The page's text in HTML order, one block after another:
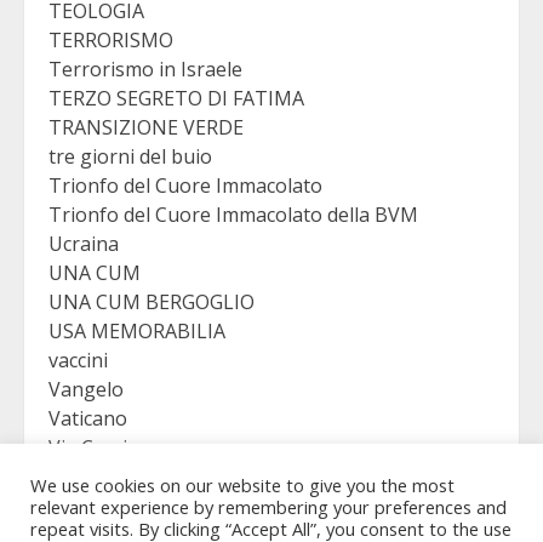
TEOLOGIA
TERRORISMO
Terrorismo in Israele
TERZO SEGRETO DI FATIMA
TRANSIZIONE VERDE
tre giorni del buio
Trionfo del Cuore Immacolato
Trionfo del Cuore Immacolato della BVM
Ucraina
UNA CUM
UNA CUM BERGOGLIO
USA MEMORABILIA
vaccini
Vangelo
Vaticano
Via Crucis
VICTORY
Viganò
We use cookies on our website to give you the most
relevant experience by remembering your preferences and
repeat visits. By clicking “Accept All”, you consent to the use